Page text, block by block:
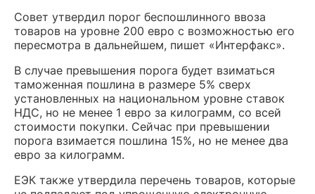
Совет утвердил порог беспошлинного ввоза
товаров на уровне 200 евро с возможностью его
пересмотра в дальнейшем, пишет «Интерфакс».
В случае превышения порога будет взиматься
таможенная пошлина в размере 5% сверх
установленных на национальном уровне ставок
НДС, но не менее 1 евро за килограмм, со всей
стоимости покупки. Сейчас при превышении
порога взимается пошлина 15%, но не менее два
евро за килограмм.
ЕЭК также утвердила перечень товаров, которые